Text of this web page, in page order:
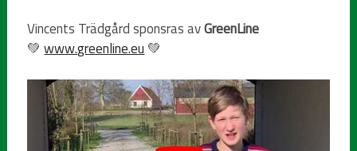
Vincents Trädgård sponsras avGreenLine
💚www.greenline.eu 💚